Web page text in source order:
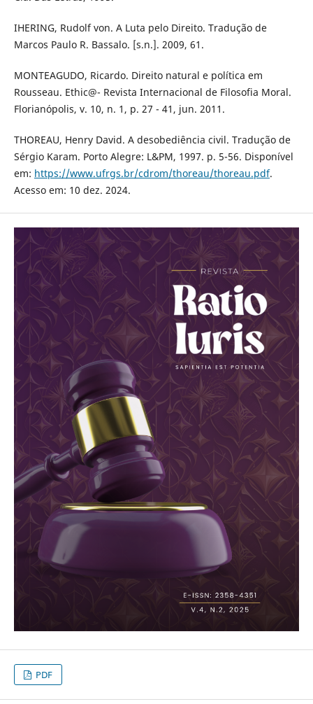
IHERING, Rudolf von. A Luta pelo Direito. Tradução de
Marcos Paulo R. Bassalo. [s.n.]. 2009, 61.
MONTEAGUDO, Ricardo. Direito natural e política em
Rousseau. Ethic@- Revista Internacional de Filosofia Moral.
Florianópolis, v. 10, n. 1, p. 27 - 41, jun. 2011.
THOREAU, Henry David. A desobediência civil. Tradução de
Sérgio Karam. Porto Alegre: L&PM, 1997. p. 5-56. Disponível
em: https://www.ufrgs.br/cdrom/thoreau/thoreau.pdf.
Acesso em: 10 dez. 2024.
PDF